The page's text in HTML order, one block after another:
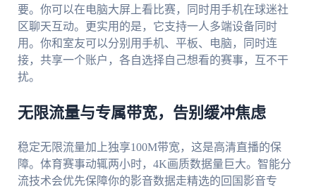
要。你可以在电脑大屏上看比赛，同时用手机在球迷社
区聊天互动。更实用的是，它支持一人多端设备同时
用。你和室友可以分别用手机、平板、电脑，同时连
接，共享一个账户，各自选择自己想看的赛事，互不干
扰。
无限流量与专属带宽，告别缓冲焦虑
稳定无限流量加上独享100M带宽，这是高清直播的保
障。体育赛事动辄两小时，4K画质数据量巨大。智能分
流技术会优先保障你的影音数据走精选的回国影音专